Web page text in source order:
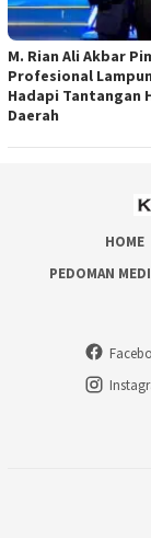
M. Rian Ali Akbar
Profesional
Hadapi Tantangan
Daerah
HOME
PEDOMAN